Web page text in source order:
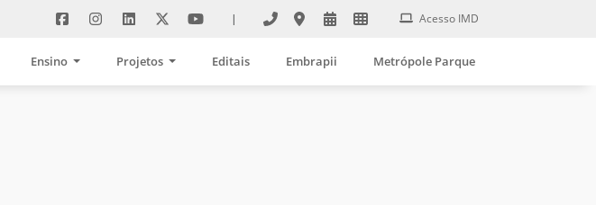
| Acesso IMD
Ensino Projetos Editais Embrapii Metrópole Parque